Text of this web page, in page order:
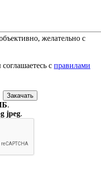
желательно с
с правилами
.
jpeg.